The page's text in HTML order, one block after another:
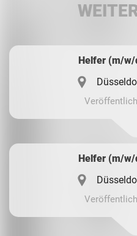
Helfer (m/
Helfer (m/